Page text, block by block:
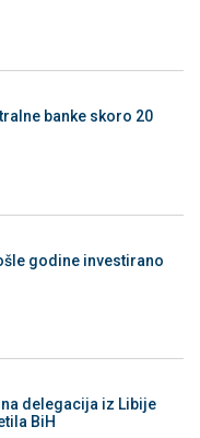
banke skoro 20
godine investirano
delegacija iz Libije
BiH